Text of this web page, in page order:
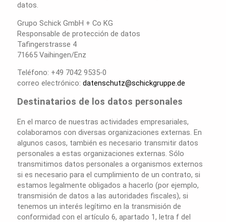
datos.
Grupo Schick GmbH + Co KG
Responsable de protección de datos
Tafingerstrasse 4
71665 Vaihingen/Enz
Teléfono: +49 7042 9535-0
correo electrónico: datenschutz@schickgruppe.de
Destinatarios de los datos personales
En el marco de nuestras actividades empresariales,
colaboramos con diversas organizaciones externas. En
algunos casos, también es necesario transmitir datos
personales a estas organizaciones externas. Sólo
transmitimos datos personales a organismos externos
si es necesario para el cumplimiento de un contrato, si
estamos legalmente obligados a hacerlo (por ejemplo,
transmisión de datos a las autoridades fiscales), si
tenemos un interés legítimo en la transmisión de
conformidad con el artículo 6, apartado 1, letra f del